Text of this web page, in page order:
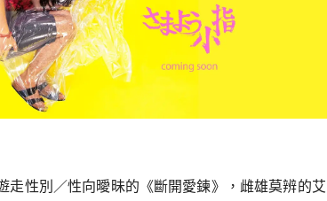
走性別／性向曖昧的《斷開愛鍊》，雌雄莫辨的艾